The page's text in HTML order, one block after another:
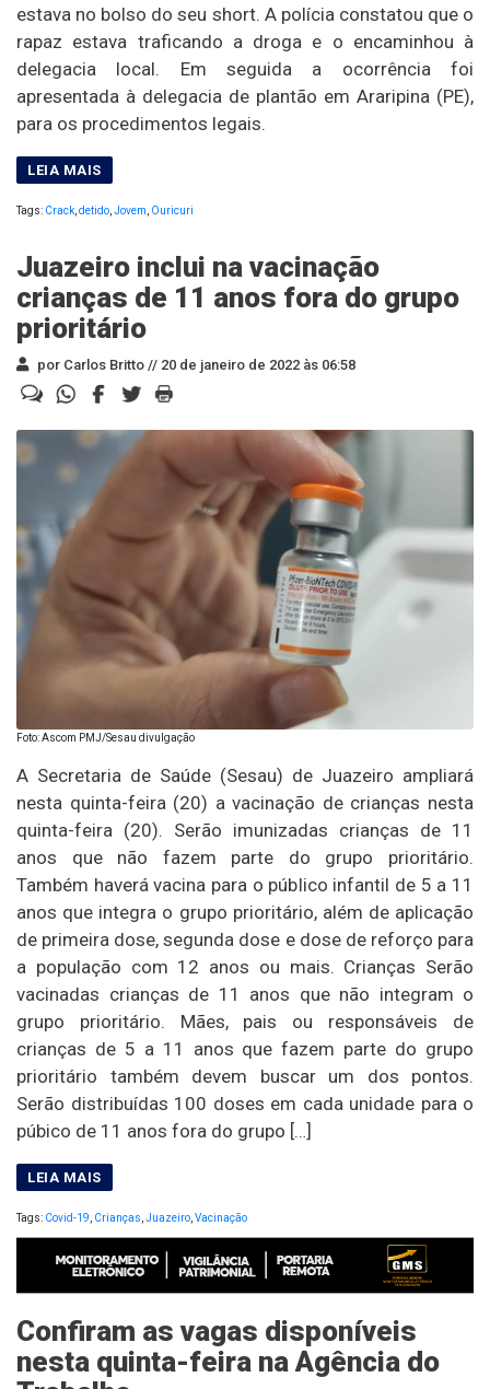
estava no bolso do seu short. A polícia constatou que o
rapaz estava traficando a droga e o encaminhou à
delegacia local. Em seguida a ocorrência foi
apresentada à delegacia de plantão em Araripina (PE),
para os procedimentos legais.
Tags: Crack,detido,Jovem, Ouricuri
Juazeiro inclui na vacinação
crianças de 11 anos fora do grupo
prioritário
por Carlos Britto // 20 de janeiro de 2022 às 06:58
Foto: Ascom PMJ/Sesau divulgação
A Secretaria de Saúde (Sesau) de Juazeiro ampliará
nesta quinta-feira (20) a vacinação de crianças nesta
quinta-feira (20). Serão imunizadas crianças de 11
anos que não fazem parte do grupo prioritário.
Também haverá vacina para o público infantil de 5 a 11
anos que integra o grupo prioritário, além de aplicação
de primeira dose, segunda dose e dose de reforço para
a população com 12 anos ou mais. Crianças Serão
vacinadas crianças de 11 anos que não integram o
grupo prioritário. Mães, pais ou responsáveis de
crianças de 5 a 11 anos que fazem parte do grupo
prioritário também devem buscar um dos pontos.
Serão distribuídas 100 doses em cada unidade para o
púbico de 11 anos fora do grupo […]
Tags: Covid-19, Crianças,Juazeiro,Vacinação
Confiram as vagas disponíveis
nesta quinta-feira na Agência do